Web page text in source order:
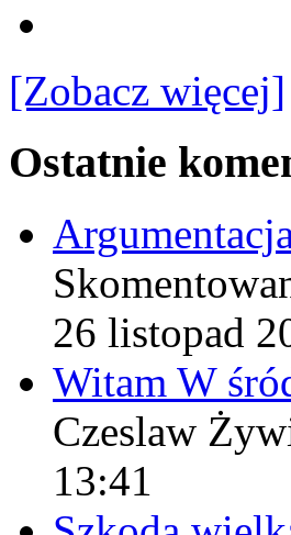
[Zobacz więcej]
Ostatnie
26 listopad
Witam W
Czeslaw
13:41